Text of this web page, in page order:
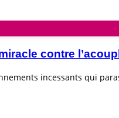
contre
incessants qui